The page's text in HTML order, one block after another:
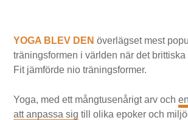
YOGA BLEV DEN överlägset mest
träningsformen i världen när det
Fit jämförde nio träningsformer.
Yoga, med ett mångtusenårigt arv och
att anpassa sig till olika epoker och